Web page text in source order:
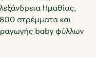
Ημαθίας,
στρέμματα και
baby φύλλων